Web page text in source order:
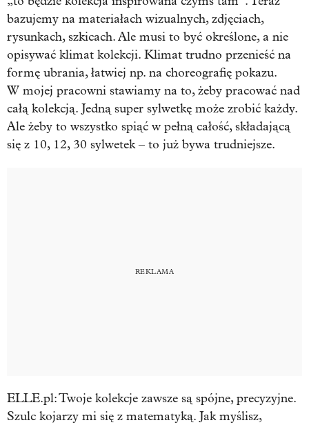
bazujemy na materiałach wizualnych, zdjęciach,
rysunkach, szkicach. Ale musi to być określone, a nie
opisywać klimat kolekcji. Klimat trudno przenieść na
formę ubrania, łatwiej np. na choreografię pokazu.
W mojej pracowni stawiamy na to, żeby pracować nad
całą kolekcją. Jedną super sylwetkę może zrobić każdy.
Ale żeby to wszystko spiąć w pełną całość, składającą
się z 10, 12, 30 sylwetek – to już bywa trudniejsze.
ELLE.pl: Twoje kolekcje zawsze są spójne, precyzyjne.
Szulc kojarzy mi się z matematyką. Jak myślisz,